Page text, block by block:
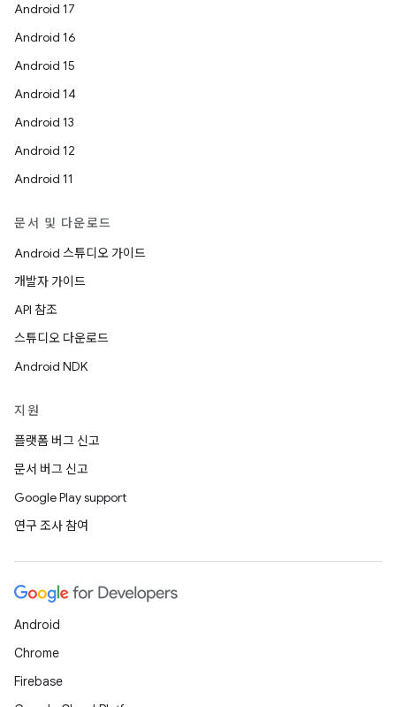
Android 17
Android 16
Android 15
Android 14
Android 13
Android 12
Android 11
문서 및 다운로드
Android 스튜디오 가이드
개발자 가이드
API 참조
스튜디오 다운로드
Android NDK
지원
플랫폼 버그 신고
문서 버그 신고
Google Play support
연구 조사 참여
Android
Chrome
Firebase